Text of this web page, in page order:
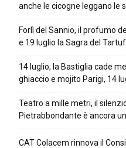
anche le cicogne leggano le
Forlì del Sannio, il profumo
e 19 luglio la Sagra del
14 luglio, la Bastiglia cade
ghiaccio e mojito Parigi, 14
Teatro a mille metri, il
Pietrabbondante è ancora
CAT Colacem rinnova il